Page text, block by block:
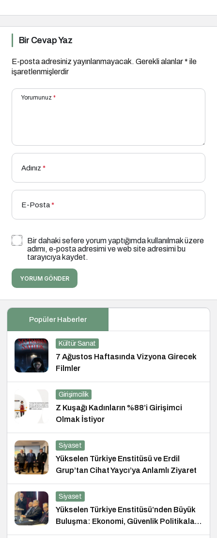
Bir Cevap Yaz
E-posta adresiniz yayınlanmayacak. Gerekli alanlar* ile
işaretlenmişlerdir
Yorumunuz *
Adınız *
E-Posta*
Bir dahaki sefere yorum yaptığımda kullanılmak üzere
adımı, e-posta adresimi ve web site adresimi bu
tarayıcıya kaydet.
YORUM GÖNDER
Popüler Haberler
Kültür Sanat
7 Ağustos Haftasında Vizyona Girecek
Filmler
Girişimcilik
Z Kuşağı Kadınların %88’i Girişimci
Olmak İstiyor
Siyaset
Yükselen Türkiye Enstitüsü ve Erdil
Grup’tan Cihat Yaycı’ya Anlamlı Ziyaret
Siyaset
Yükselen Türkiye Enstitüsü’nden Büyük
Buluşma: Ekonomi, Güvenlik Politikaları
ve Hukuk Konferansı